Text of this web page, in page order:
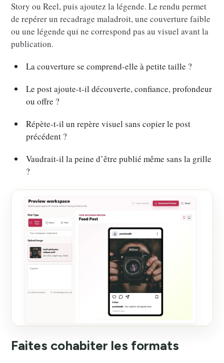
Story ou Reel, puis ajoutez la légende. Le rendu permet
de repérer un recadrage maladroit, une couverture faible
ou une légende qui ne correspond pas au visuel avant la
publication.
La couverture se comprend-elle à petite taille ?
Le post ajoute-t-il découverte, confiance, profondeur
ou offre ?
Répète-t-il un repère visuel sans copier le post
précédent ?
Vaudrait-il la peine d’être publié même sans la grille
?
Faites cohabiter les formats